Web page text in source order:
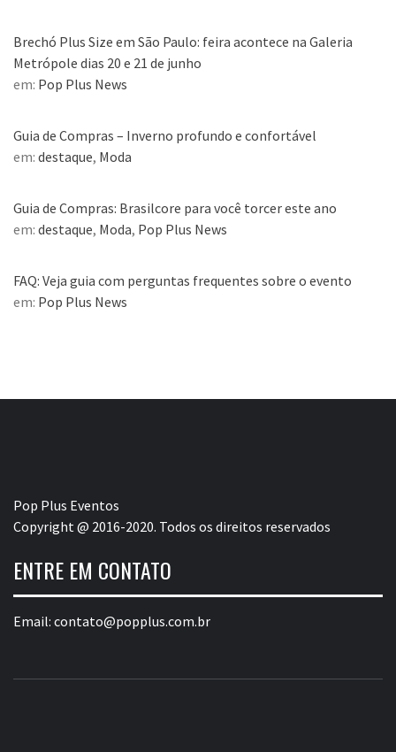
Brechó Plus Size em São Paulo: feira acontece na Galeria
Metrópole dias 20 e 21 de junho
em: Pop Plus News
Guia de Compras – Inverno profundo e confortável
em: destaque, Moda
Guia de Compras: Brasilcore para você torcer este ano
em: destaque, Moda, Pop Plus News
FAQ: Veja guia com perguntas frequentes sobre o evento
em: Pop Plus News
Pop Plus Eventos
Copyright @ 2016-2020. Todos os direitos reservados
ENTRE EM CONTATO
Email: contato@popplus.com.br